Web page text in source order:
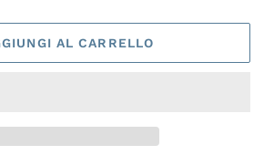
AL CARRELLO